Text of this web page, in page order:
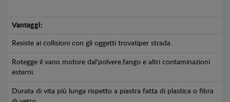
Vantaggi:
Resiste ai collisioni con gli oggetti trovatiper strada.
Rotegge il vano motore dal'polvere,fango e altri contaminazioni
esterni.
Durata di vita più lunga rispetto a piastra fatta di plastica o fibra